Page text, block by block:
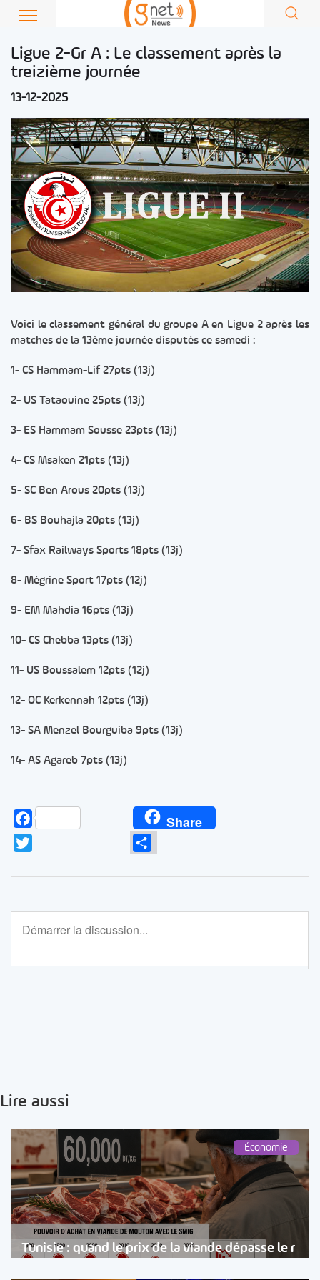
Ligue 2-Gr A : Le classement après la
treizième journée
13-12-2025
Voici le classement général du groupe A en Ligue 2 après les
matches de la 13ème journée disputés ce samedi :
1- CS Hammam-Lif 27pts (13j)
2- US Tataouine 25pts (13j)
3- ES Hammam Sousse 23pts (13j)
4- CS Msaken 21pts (13j)
5- SC Ben Arous 20pts (13j)
6- BS Bouhajla 20pts (13j)
7- Sfax Railways Sports 18pts (13j)
8- Mégrine Sport 17pts (12j)
9- EM Mahdia 16pts (13j)
10- CS Chebba 13pts (13j)
11- US Boussalem 12pts (12j)
12- OC Kerkennah 12pts (13j)
13- SA Menzel Bourguiba 9pts (13j)
14- AS Agareb 7pts (13j)
Facebook Share
Partager
Lire aussi
Économie
Tunisie : quand le prix de la viande dépasse le r